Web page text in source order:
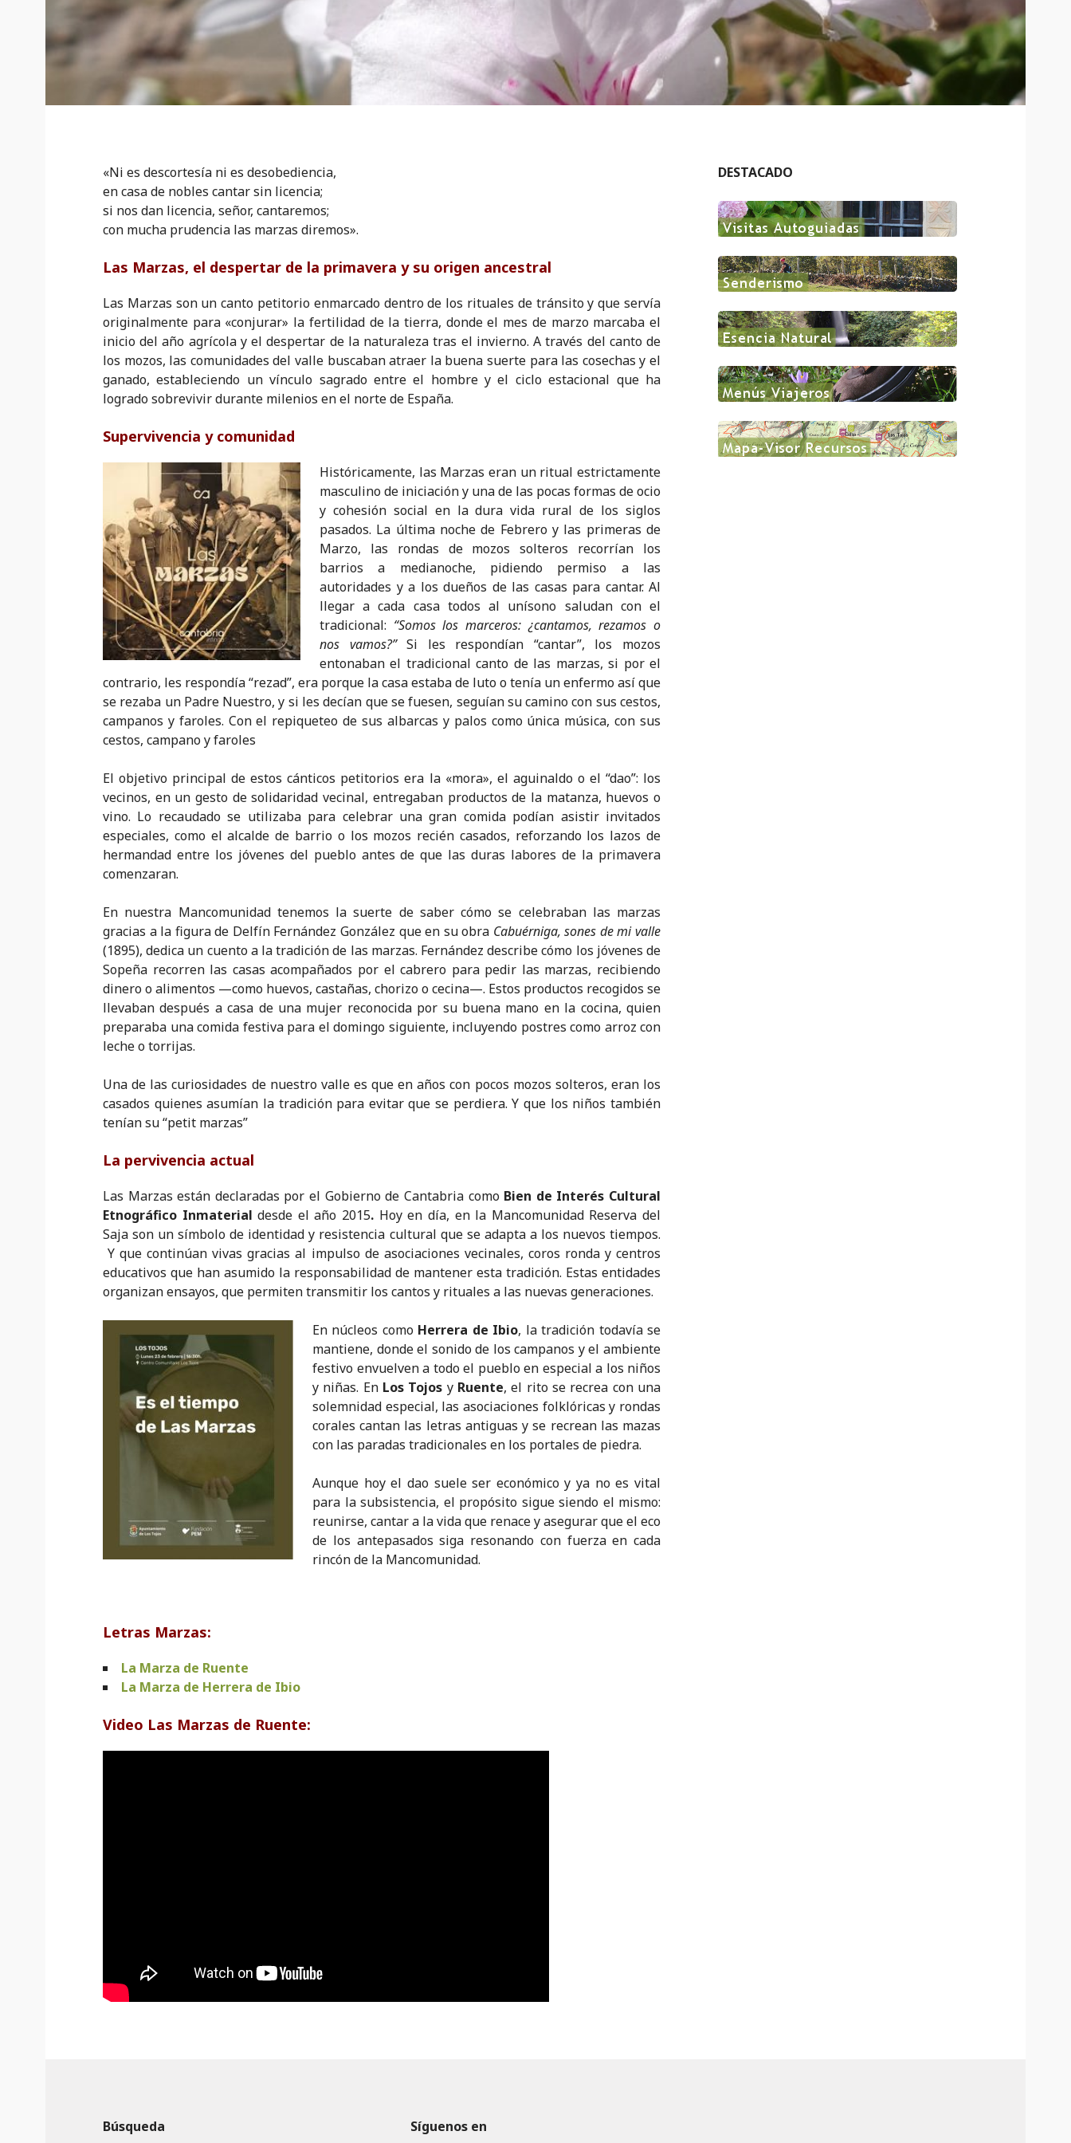
«Ni es descortesía ni es desobediencia,
en casa de nobles cantar sin licencia;
si nos dan licencia, señor, cantaremos;
con mucha prudencia las marzas diremos».
Las Marzas, el despertar de la primavera y su origen ancestral
Las Marzas son un canto petitorio enmarcado dentro de los rituales de tránsito y que servía
originalmente para «conjurar» la fertilidad de la tierra, donde el mes de marzo marcaba el
inicio del año agrícola y el despertar de la naturaleza tras el invierno. A través del canto de
los mozos, las comunidades del valle buscaban atraer la buena suerte para las cosechas y el
ganado, estableciendo un vínculo sagrado entre el hombre y el ciclo estacional que ha
logrado sobrevivir durante milenios en el norte de España.
Supervivencia y comunidad
Históricamente, las Marzas eran un ritual estrictamente
masculino de iniciación y una de las pocas formas de ocio
y cohesión social en la dura vida rural de los siglos
pasados. La última noche de Febrero y las primeras de
Marzo, las rondas de mozos solteros recorrían los
barrios a medianoche, pidiendo permiso a las
autoridades y a los dueños de las casas para cantar. Al
llegar a cada casa todos al unísono saludan con el
tradicional: “Somos los marceros: ¿cantamos, rezamos o
nos vamos?”Si les respondían “cantar”, los mozos
entonaban el tradicional canto de las marzas, si por el
contrario, les respondía “rezad”, era porque la casa estaba de luto o tenía un enfermo así que
se rezaba un Padre Nuestro, y si les decían que se fuesen, seguían su camino con sus cestos,
campanos y faroles. Con el repiqueteo de sus albarcas y palos como única música, con sus
cestos, campano y faroles
El objetivo principal de estos cánticos petitorios era la «mora», el aguinaldo o el “dao”: los
vecinos, en un gesto de solidaridad vecinal, entregaban productos de la matanza, huevos o
vino. Lo recaudado se utilizaba para celebrar una gran comida podían asistir invitados
especiales, como el alcalde de barrio o los mozos recién casados, reforzando los lazos de
hermandad entre los jóvenes del pueblo antes de que las duras labores de la primavera
comenzaran.
En nuestra Mancomunidad tenemos la suerte de saber cómo se celebraban las marzas
gracias a la figura de Delfín Fernández González que en su obra Cabuérniga, sones de mi valle
(1895), dedica un cuento a la tradición de las marzas. Fernández describe cómo los jóvenes de
Sopeña recorren las casas acompañados por el cabrero para pedir las marzas, recibiendo
dinero o alimentos —como huevos, castañas, chorizo o cecina—. Estos productos recogidos se
llevaban después a casa de una mujer reconocida por su buena mano en la cocina, quien
preparaba una comida festiva para el domingo siguiente, incluyendo postres como arroz con
leche o torrijas.
Una de las curiosidades de nuestro valle es que en años con pocos mozos solteros, eran los
casados quienes asumían la tradición para evitar que se perdiera. Y que los niños también
tenían su “petit marzas”
La pervivencia actual
Las Marzas están declaradas por el Gobierno de Cantabria como Bien de Interés Cultural
Etnográfico Inmaterial desde el año 2015. Hoy en día, en la Mancomunidad Reserva del
Saja son un símbolo de identidad y resistencia cultural que se adapta a los nuevos tiempos.
Y que continúan vivas gracias al impulso de asociaciones vecinales, coros ronda y centros
educativos que han asumido la responsabilidad de mantener esta tradición. Estas entidades
organizan ensayos, que permiten transmitir los cantos y rituales a las nuevas generaciones.
En núcleos como Herrera de Ibio, la tradición todavía se
mantiene, donde el sonido de los campanos y el ambiente
festivo envuelven a todo el pueblo en especial a los niños
y niñas. En Los Tojos y Ruente, el rito se recrea con una
solemnidad especial, las asociaciones folklóricas y rondas
corales cantan las letras antiguas y se recrean las mazas
con las paradas tradicionales en los portales de piedra.
Aunque hoy el dao suele ser económico y ya no es vital
para la subsistencia, el propósito sigue siendo el mismo:
reunirse, cantar a la vida que renace y asegurar que el eco
de los antepasados siga resonando con fuerza en cada
rincón de la Mancomunidad.
Letras Marzas:
La Marza de Ruente
La Marza de Herrera de Ibio
Video Las Marzas de Ruente:
DESTACADO
Búsqueda Síguenos en